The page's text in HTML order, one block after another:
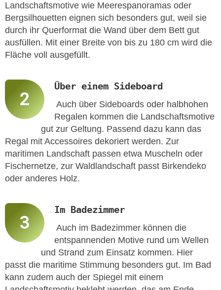
Landschaftsmotive wie Meerespanoramas oder
Bergsilhouetten eignen sich besonders gut, weil sie
durch ihr Querformat die Wand über dem Bett gut
ausfüllen. Mit einer Breite von bis zu 180 cm wird die
Fläche voll ausgefüllt.
Über einem Sideboard
Auch über Sideboards oder halbhohen
Regalen kommen die Landschaftsmotive
gut zur Geltung. Passend dazu kann das
Regal mit Accessoires dekoriert werden. Zur
maritimen Landschaft passen etwa Muscheln oder
Fischernetze, zur Waldlandschaft passt Birkendeko
oder anderes Holz.
Im Badezimmer
Auch im Badezimmer können die
entspannenden Motive rund um Wellen
und Strand zum Einsatz kommen. Hier
passt die maritime Stimmung besonders gut. Im Bad
kann zudem auch der Spiegel mit einem